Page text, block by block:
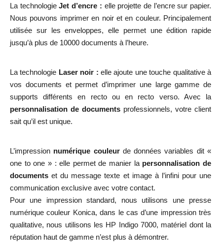
La technologieJet d’encre : elle projette de l’encre sur papier.
Nous pouvons imprimer en noir et en couleur. Principalement
utilisée sur les enveloppes, elle permet une édition rapide
jusqu’à plus de 10000 documents à l’heure.
La technologie Laser noir :elle ajoute une touche qualitative à
vos documents et permet d’imprimer une large gamme de
supports différents en recto ou en recto verso. Avec la
personnalisation de documents professionnels, votre client
sait qu’il est unique.
L’impression numérique couleurde données variables dit «
one to one » : elle permet de manier la personnalisation de
documents et du message texte et image à l’infini pour une
communication exclusive avec votre contact.
Pour une impression standard, nous utilisons une presse
numérique couleur Konica, dans le cas d’une impression très
qualitative, nous utilisons les HP Indigo 7000, matériel dont la
réputation haut de gamme n’est plus à démontrer.